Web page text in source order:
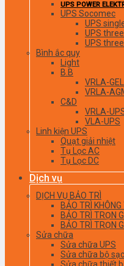
UPS POWER
UPS Socomec
UPS
UPS
UPS
Bình ắc quy
Light
B.B
VRLA-GEL
VRLA-
C&D
VRLA-
VLA-UPS
Linh kiện UPS
Quạt giải nhiệt
Tụ Lọc AC
Tụ Lọc DC
Dịch vụ
DỊCH VỤ BẢO TRÌ
BẢO TRÌ
BẢO TRÌ TRỌN
BẢO TRÌ TRỌN
Sửa chữa
Sửa chữa UPS
Sửa chữa bộ